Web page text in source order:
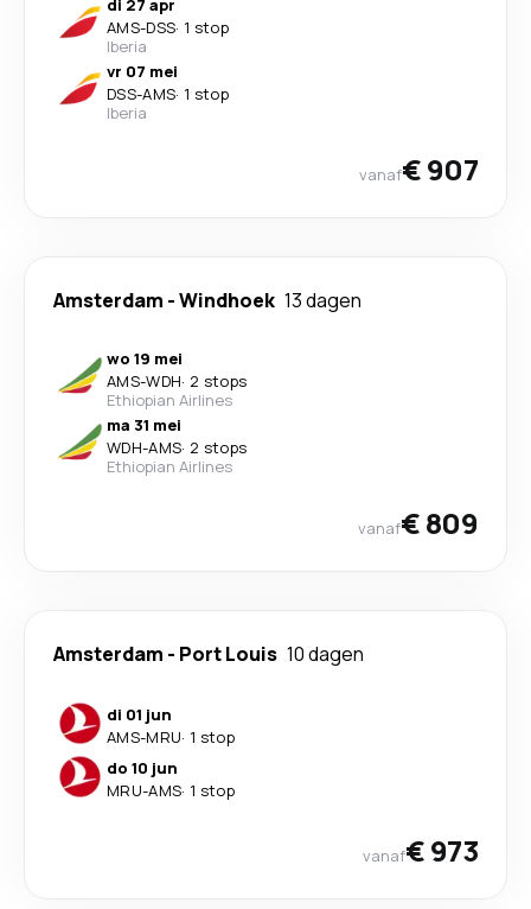
di 27 apr
AMS-DSS· 1 stop
Iberia
vr 07 mei
DSS-AMS· 1 stop
Iberia
vanaf€ 907
Amsterdam -Windhoek 13 dagen
wo 19 mei
AMS-WDH· 2 stops
Ethiopian Airlines
ma 31 mei
WDH-AMS· 2 stops
Ethiopian Airlines
vanaf€ 809
Amsterdam - Port Louis 10 dagen
di 01 jun
AMS-MRU· 1 stop
do 10 jun
MRU-AMS· 1 stop
vanaf€ 973